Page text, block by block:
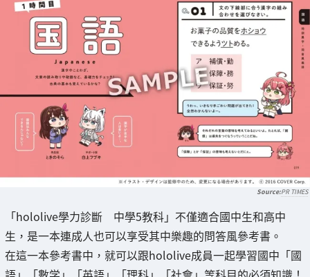
PR TIMES
「hololive學力診斷 中學5教科」不僅適合國中生和高中
生，是一本連成人也可以享受其中樂趣的問答風參考書。
在這一本參考書中，就可以跟hololive成員一起學習國中「國